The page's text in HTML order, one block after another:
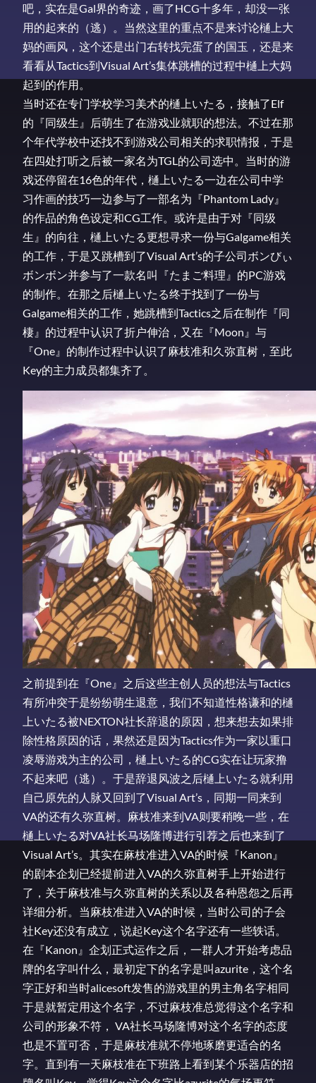
吧，实在是Gal界的奇迹，画了HCG十多年，却没一张
用的起来的（逃）。当然这里的重点不是来讨论樋上大
妈的画风，这个还是出门右转找完蛋了的国玉，还是来
看看从Tactics到Visual Art’s集体跳槽的过程中樋上大妈
起到的作用。
当时还在专门学校学习美术的樋上いたる，接触了Elf
的『同级生』后萌生了在游戏业就职的想法。不过在那
个年代学校中还找不到游戏公司相关的求职情报，于是
在四处打听之后被一家名为TGL的公司选中。当时的游
戏还停留在16色的年代，樋上いたる一边在公司中学
习作画的技巧一边参与了一部名为『Phantom Lady』
的作品的角色设定和CG工作。或许是由于对『同级
生』的向往，樋上いたる更想寻求一份与Galgame相关
的工作，于是又跳槽到了Visual Art’s的子公司ボンびぃ
ボンボン并参与了一款名叫『たまご料理』的PC游戏
的制作。在那之后樋上いたる终于找到了一份与
Galgame相关的工作，她跳槽到Tactics之后在制作『同
棲』的过程中认识了折户伸治，又在『Moon』与
『One』的制作过程中认识了麻枝准和久弥直树，至此
Key的主力成员都集齐了。
之前提到在『One』之后这些主创人员的想法与Tactics
有所冲突于是纷纷萌生退意，我们不知道性格谦和的樋
上いたる被NEXTON社长辞退的原因，想来想去如果排
除性格原因的话，果然还是因为Tactics作为一家以重口
凌辱游戏为主的公司，樋上いたる的CG实在让玩家撸
不起来吧（逃）。于是辞退风波之后樋上いたる就利用
自己原先的人脉又回到了Visual Art’s，同期一同来到
VA的还有久弥直树。麻枝准来到VA则要稍晚一些，在
樋上いたる对VA社长马场隆博进行引荐之后也来到了
Visual Art’s。其实在麻枝准进入VA的时候『Kanon』
的剧本企划已经提前进入VA的久弥直树手上开始进行
了，关于麻枝准与久弥直树的关系以及各种恩怨之后再
详细分析。当麻枝准进入VA的时候，当时公司的子会
社Key还没有成立，说起Key这个名字还有一些轶话。
在『Kanon』企划正式运作之后，一群人才开始考虑品
牌的名字叫什么，最初定下的名字是叫azurite，这个名
字正好和当时alicesoft发售的游戏里的男主角名字相同
于是就暂定用这个名字，不过麻枝准总觉得这个名字和
公司的形象不符， VA社长马场隆博对这个名字的态度
也是不置可否，于是麻枝准就不停地琢磨更适合的名
字。直到有一天麻枝准在下班路上看到某个乐器店的招